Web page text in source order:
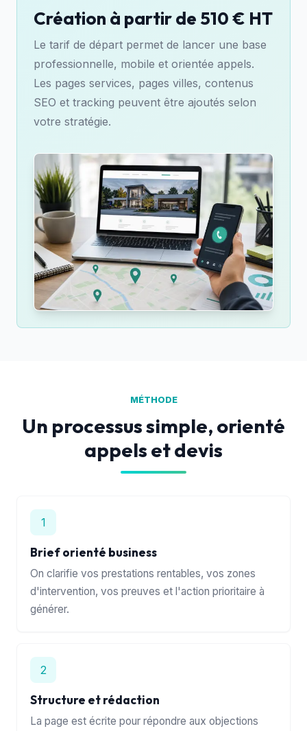
Création à partir de 510 € HT
Le tarif de départ permet de lancer une base
professionnelle, mobile et orientée appels.
Les pages services, pages villes, contenus
SEO et tracking peuvent être ajoutés selon
votre stratégie.
510€
MÉTHODE
Un processus simple, orienté
appels et devis
1
Brief orienté business
On clarifie vos prestations rentables, vos zones
d'intervention, vos preuves et l'action prioritaire à
générer.
2
Structure et rédaction
La page est écrite pour répondre aux objections